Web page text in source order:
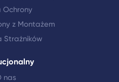
Ochrony
z Montażem
Strażników
nas